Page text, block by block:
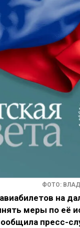
ФОТО:
на
меры по её
пресс-